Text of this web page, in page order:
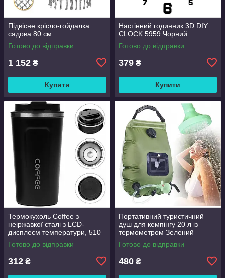
Підвісне крісло-гойдалка
садова 80 см
Готово до відправки
1 152 ₴
Купити
Настінний годинник 3D DIY
CLOCK 5959 Чорний
Готово до відправки
379 ₴
Купити
Термокухоль Coffee з
неіржавкої сталі з LCD-
дисплеєм температури, 510
мл Чорний
Готово до відправки
312 ₴
Портативний туристичний
душ для кемпінгу 20 л із
термометром Зелений
Готово до відправки
480 ₴